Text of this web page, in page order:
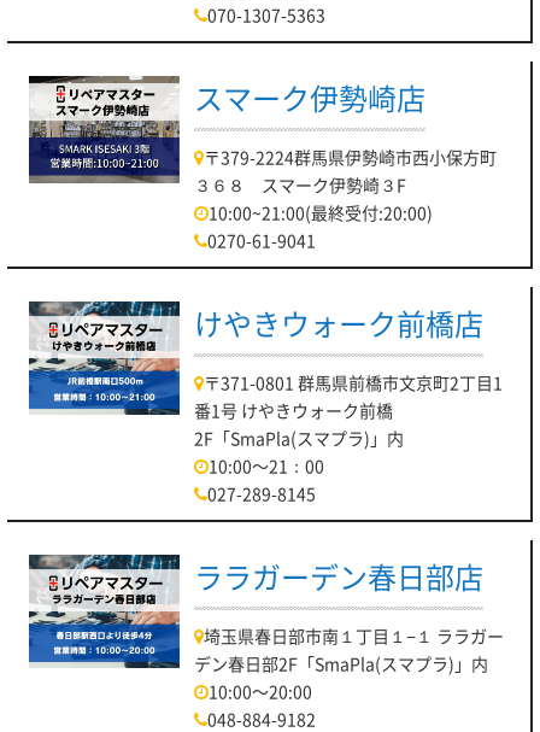
070-1307-5363
スマーク伊勢崎店
〒379-2224群馬県伊勢崎市西小保方町
３６８ スマーク伊勢崎３F
10:00~21:00(最終受付:20:00)
0270-61-9041
けやきウォーク前橋店
〒371-0801 群馬県前橋市文京町2丁目1
番1号 けやきウォーク前橋
2F「SmaPla(スマプラ)」内
10:00～21：00
027-289-8145
ララガーデン春日部店
埼玉県春日部市南１丁目１−１ ララガー
デン春日部2F「SmaPla(スマプラ)」内
10:00～20:00
048-884-9182